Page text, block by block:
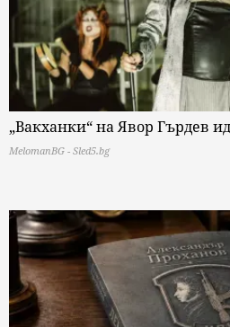
„Вакханки“ на Явор Гърдев
MelomanBG - Sled5.bg